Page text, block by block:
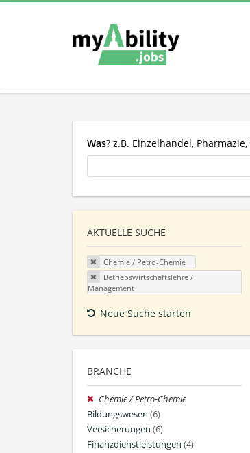
Was? z.B. Einzelhandel, Pharmazie,
AKTUELLE SUCHE
Chemie / Petro-Chemie
Betriebswirtschaftslehre /
Management
Neue Suche starten
BRANCHE
Chemie / Petro-Chemie
Bildungswesen (6)
Versicherungen (6)
Finanzdienstleistungen (4)